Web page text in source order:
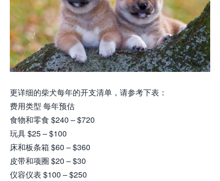
更详细的柴犬每年的开支清单，请参考下表：
费用类型 每年预估
食物和零食 $240 – $720
玩具 $25 – $100
床和板条箱 $60 – $360
皮带和项圈 $20 – $30
仪容仪表 $100 – $250